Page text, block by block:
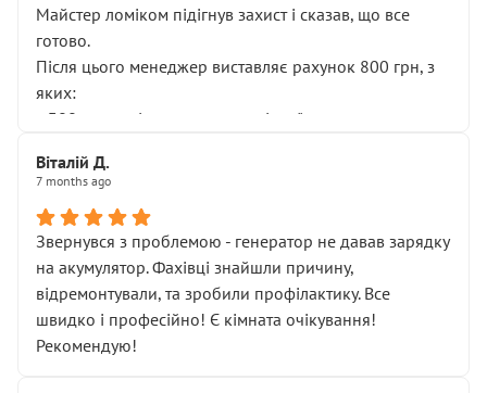
Майстер ломіком підігнув захист і сказав, що все
готово.
Після цього менеджер виставляє рахунок 800 грн, з
яких:
• 300 грн — діагностика гальмівної системи
НЕ погоджував
послуга. Тим більше, я був поруч і жодної реальної
діагностики ходової не проводилось. Після
зауваження гроші за цю “послугу” повернули, що
лише підтвердило мою правоту.
Але головне — я виїжджаю з боксу, і скрип у гальмах
залишився таким самим, як і був. Тобто оплачена
Віталій Д.
7 months ago
Звернувся з проблемою - генератор не давав зарядку
на акумулятор. Фахівці знайшли причину,
відремонтували, та зробили профілактику. Все
швидко і професійно! Є кімната очікування!
Рекомендую!